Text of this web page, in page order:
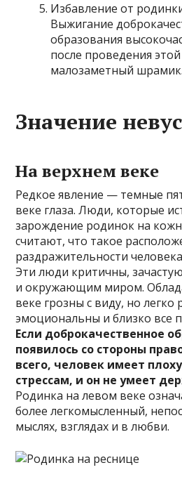
Избавление от
Выжигание
образования
после проведения
малозаметный шрамик.
Значение
На верхнем веке
Редкое явление — темные
веке глаза. Люди, которые
зарождение родинок на
считают, что такое
раздражительности
Эти люди критичны,
и окружающим миром.
веке грозны с виду, но
эмоциональны и близко все
Если доброкачественное
появилось со стороны
всего, человек имеет
стрессам, и он не умеет
Родинка на левом веке
более легкомысленный,
мыслях, взглядах и в любви.